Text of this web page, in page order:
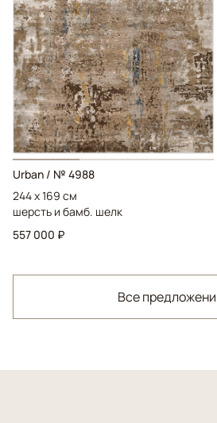
Urban / № 4988
244 x 169 см
шерсть и бамб. шелк
557 000 ₽
Все